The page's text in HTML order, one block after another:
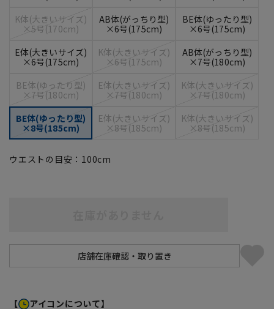
K体(大きいサイズ)
×5号(170cm)
AB体(がっちり型)
×6号(175cm)
BE体(ゆったり型)
×6号(175cm)
E体(大きいサイズ)
×6号(175cm)
K体(大きいサイズ)
×6号(175cm)
AB体(がっちり型)
×7号(180cm)
BE体(ゆったり型)
×7号(180cm)
E体(大きいサイズ)
×7号(180cm)
K体(大きいサイズ)
×7号(180cm)
BE体(ゆったり型)
×8号(185cm)
E体(大きいサイズ)
×8号(185cm)
K体(大きいサイズ)
×8号(185cm)
ウエストの目安： 100cm
【 アイコンについて】